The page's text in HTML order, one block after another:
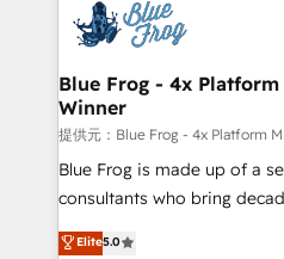
get more from your
www.bbdboom.com
Implementation partner,
drive your business forward. Since 2015 we are fully
dedicated to HubSpot and
team (50+), we work with
B2B sectors such as
business services. We
business case that
detailed financial rationale
Blue Frog - 4x
Winner
提供元：Blue Frog - 4x Platform
Blue Frog is made up of a
consultants who bring
world experience to our client
Elite5.0